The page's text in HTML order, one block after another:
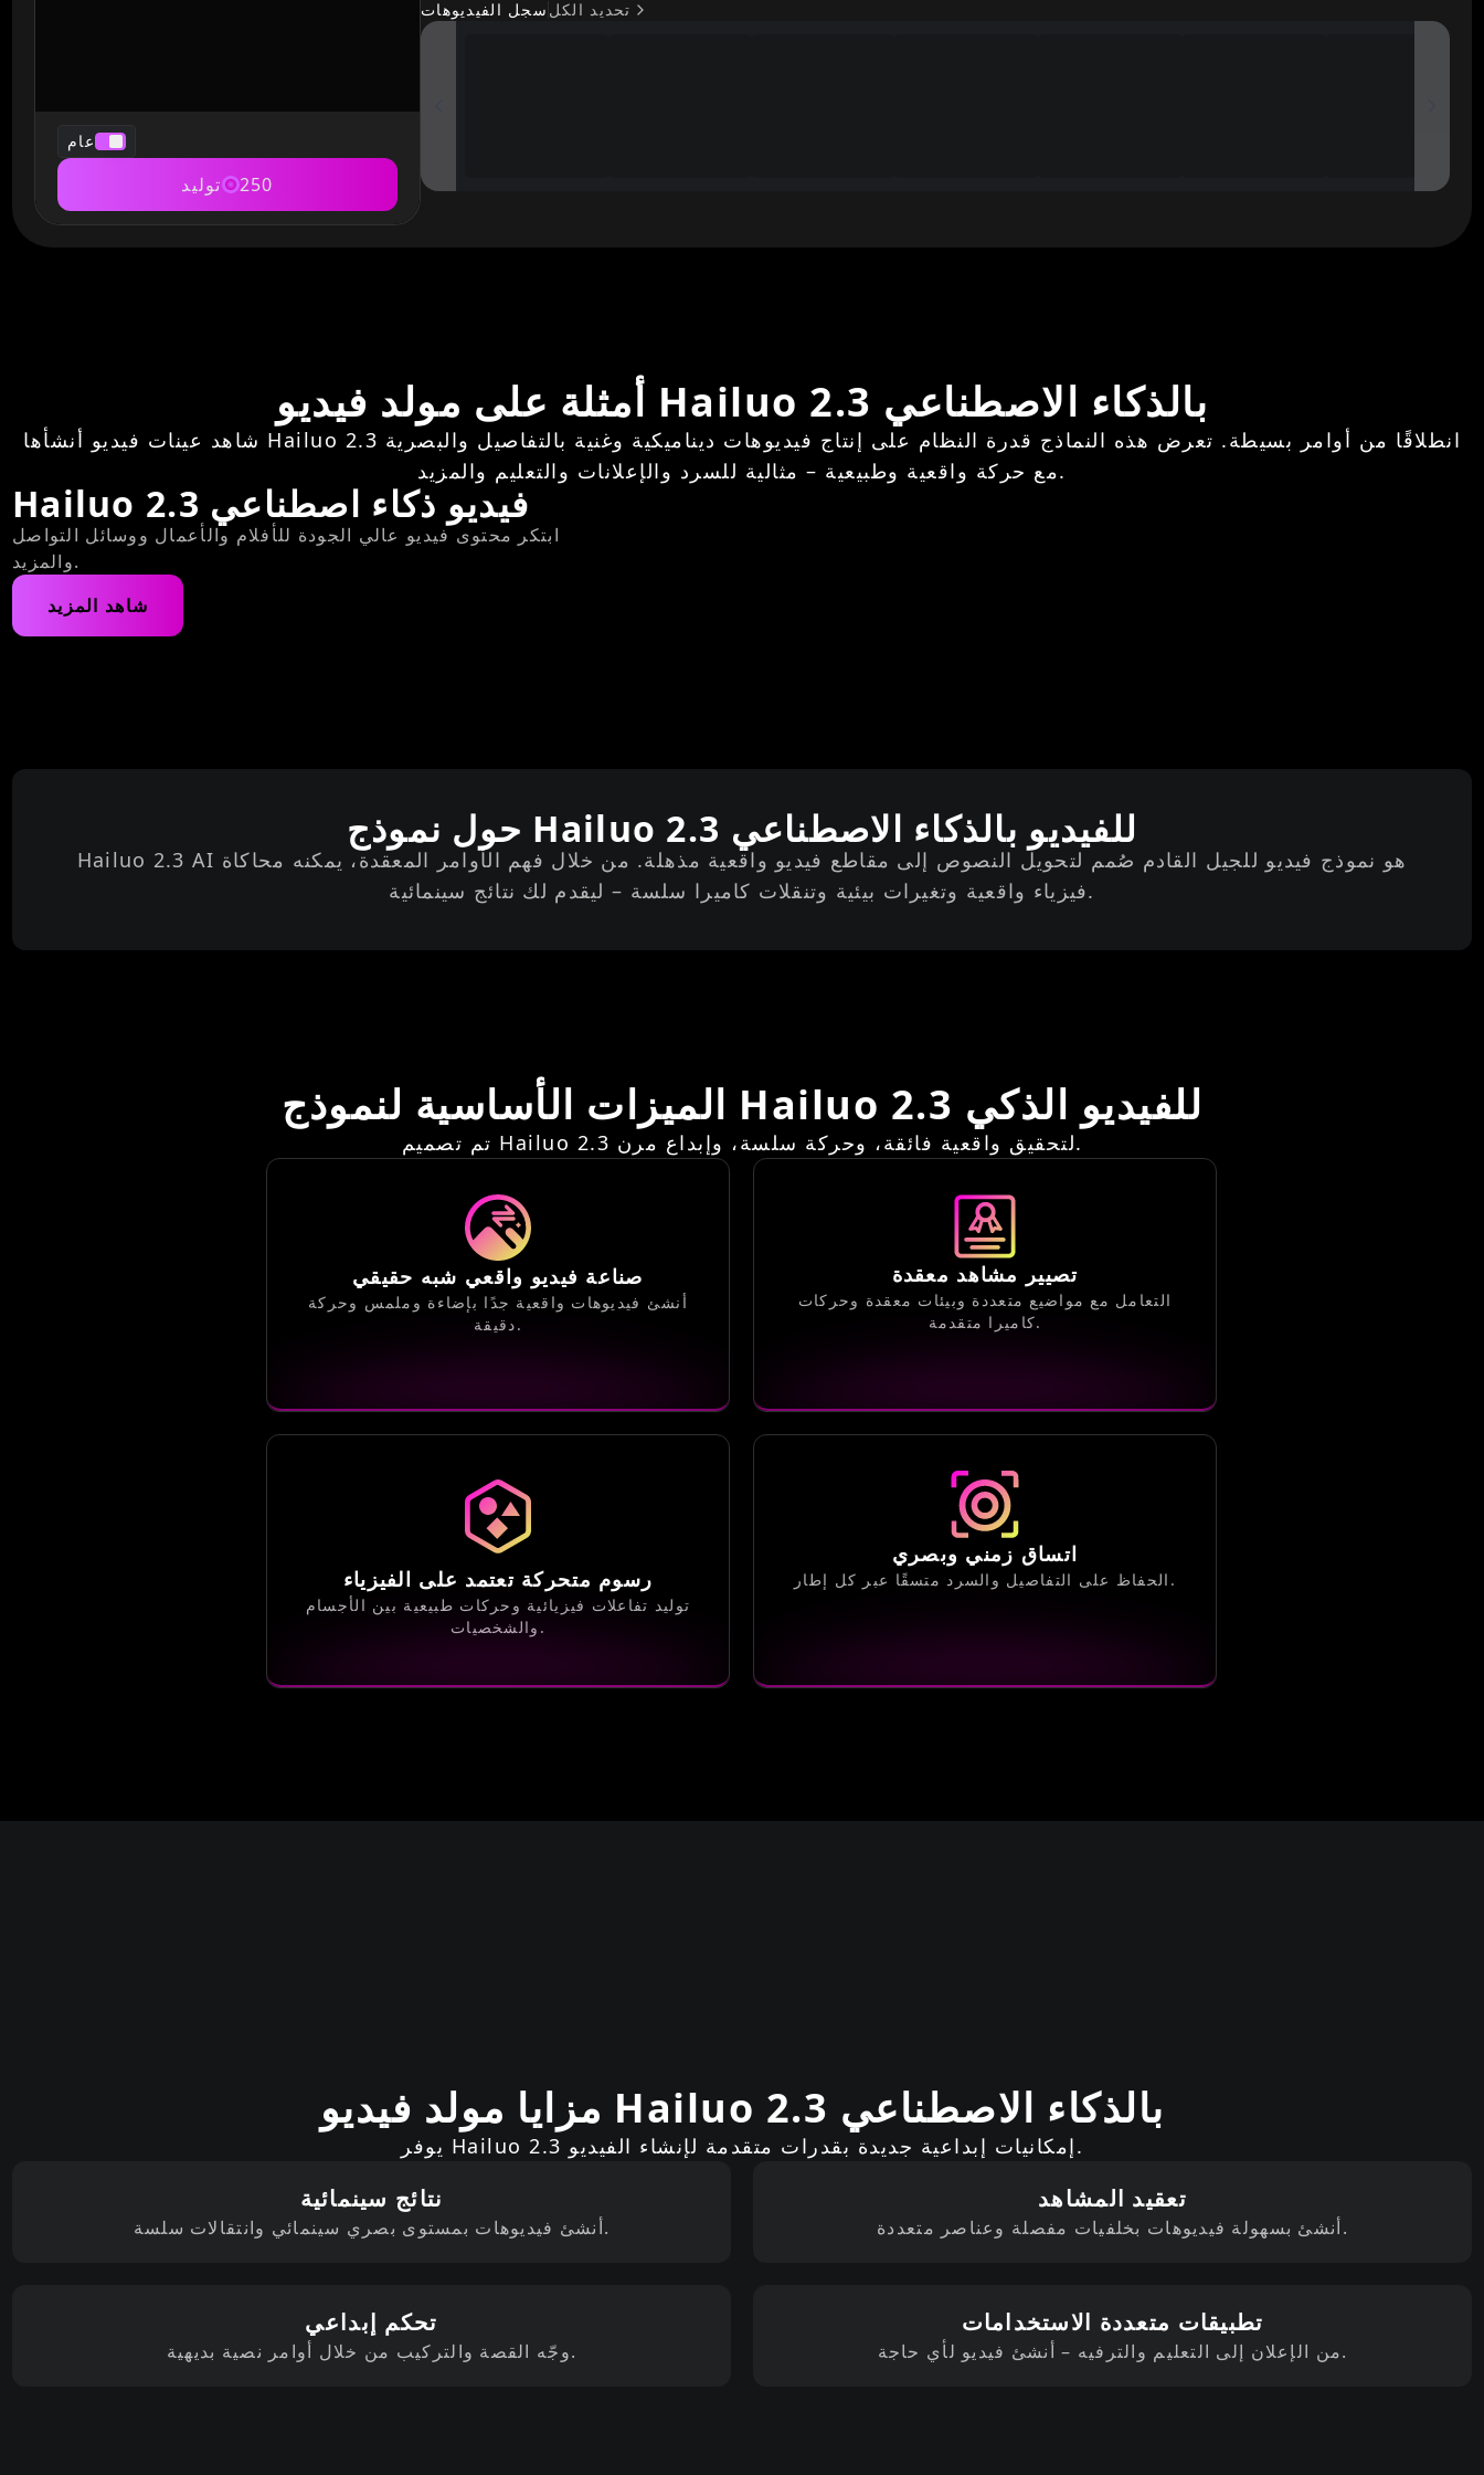
عام
توليد 250
سجل الفيديوهات تحديد الكل
أمثلة على مولد فيديو Hailuo 2.3 بالذكاء الاصطناعي
شاهد عينات فيديو أنشأها Hailuo 2.3 انطلاقًا من أوامر بسيطة. تعرض هذه النماذج قدرة النظام على إنتاج فيديوهات ديناميكية وغنية بالتفاصيل والبصرية
مع حركة واقعية وطبيعية – مثالية للسرد والإعلانات والتعليم والمزيد.
Hailuo 2.3 فيديو ذكاء اصطناعي
ابتكر محتوى فيديو عالي الجودة للأفلام والأعمال ووسائل التواصل
والمزيد.
شاهد المزيد
حول نموذج Hailuo 2.3 للفيديو بالذكاء الاصطناعي
Hailuo 2.3 AI هو نموذج فيديو للجيل القادم صُمم لتحويل النصوص إلى مقاطع فيديو واقعية مذهلة. من خلال فهم الأوامر المعقدة، يمكنه محاكاة
فيزياء واقعية وتغيرات بيئية وتنقلات كاميرا سلسة – ليقدم لك نتائج سينمائية.
الميزات الأساسية لنموذج Hailuo 2.3 للفيديو الذكي
تم تصميم Hailuo 2.3 لتحقيق واقعية فائقة، وحركة سلسة، وإبداع مرن.
صناعة فيديو واقعي شبه حقيقي
أنشئ فيديوهات واقعية جدًا بإضاءة وملمس وحركة
دقيقة.
تصيير مشاهد معقدة
التعامل مع مواضيع متعددة وبيئات معقدة وحركات
كاميرا متقدمة.
رسوم متحركة تعتمد على الفيزياء
توليد تفاعلات فيزيائية وحركات طبيعية بين الأجسام
والشخصيات.
اتساق زمني وبصري
الحفاظ على التفاصيل والسرد متسقًا عبر كل إطار.
مزايا مولد فيديو Hailuo 2.3 بالذكاء الاصطناعي
يوفر Hailuo 2.3 إمكانيات إبداعية جديدة بقدرات متقدمة لإنشاء الفيديو.
نتائج سينمائية
أنشئ فيديوهات بمستوى بصري سينمائي وانتقالات سلسة.
تعقيد المشاهد
أنشئ بسهولة فيديوهات بخلفيات مفصلة وعناصر متعددة.
تحكم إبداعي
وجّه القصة والتركيب من خلال أوامر نصية بديهية.
تطبيقات متعددة الاستخدامات
من الإعلان إلى التعليم والترفيه – أنشئ فيديو لأي حاجة.